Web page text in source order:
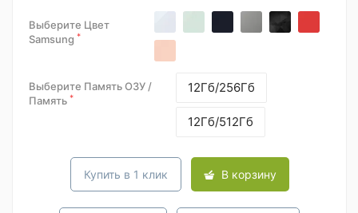
Выберите Цвет
Samsung *
Выберите Память ОЗУ /
Память *
12Гб/256Гб
12Гб/512Гб
Купить в 1 клик В корзину